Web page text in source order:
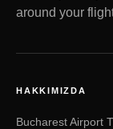
around your
HAKKIMIZDA
Bucharest Airport